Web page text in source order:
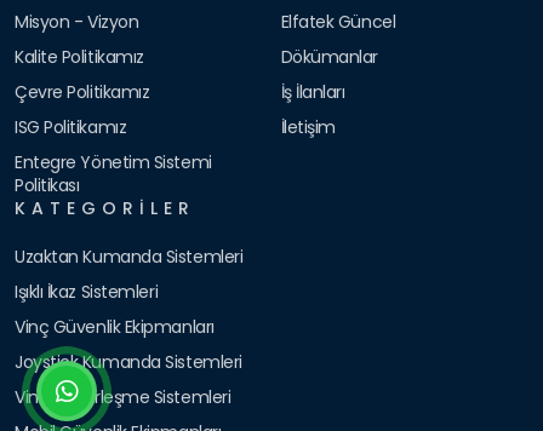
Misyon - Vizyon
Kalite Politikamız
Çevre Politikamız
ISG Politikamız
Entegre Yönetim Sistemi
Politikası
Elfatek Güncel
Dökümanlar
İş İlanları
İletişim
KATEGORILER
Uzaktan Kumanda Sistemleri
Işıklı İkaz Sistemleri
Vinç Güvenlik Ekipmanları
Joystick Kumanda Sistemleri
Vinç Haberleşme Sistemleri